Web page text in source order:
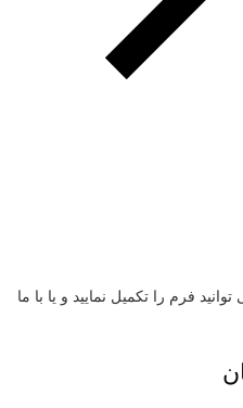
فرم را تکمیل نمایید و یا با ما